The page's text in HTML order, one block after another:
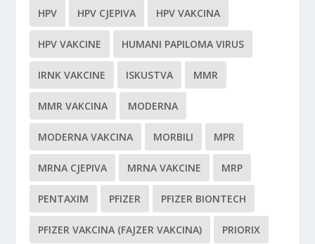
HPV HPV CJEPIVA HPV VAKCINA
HPV VAKCINE HUMANI PAPILOMA VIRUS
IRNK VAKCINE ISKUSTVA MMR
MMR VAKCINA MODERNA
MODERNA VAKCINA MORBILI MPR
MRNA CJEPIVA MRNA VAKCINE MRP
PENTAXIM PFIZER PFIZER BIONTECH
PFIZER VAKCINA (FAJZER VAKCINA) PRIORIX